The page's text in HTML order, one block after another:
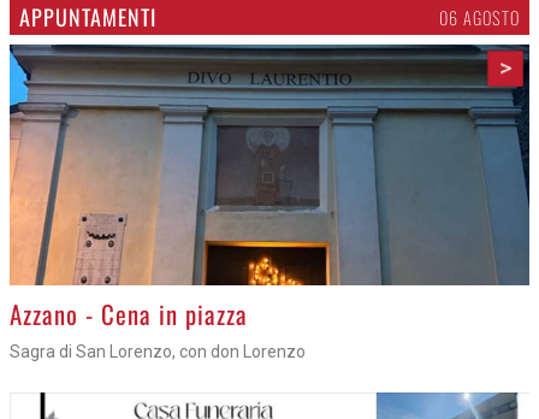
APPUNTAMENTI 06 AGOSTO
>
Azzano - Cena in piazza
Sagra di San Lorenzo, con don Lorenzo